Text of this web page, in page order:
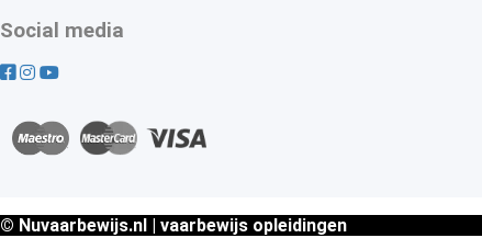
Social media
© Nuvaarbewijs.nl | vaarbewijs opleidingen